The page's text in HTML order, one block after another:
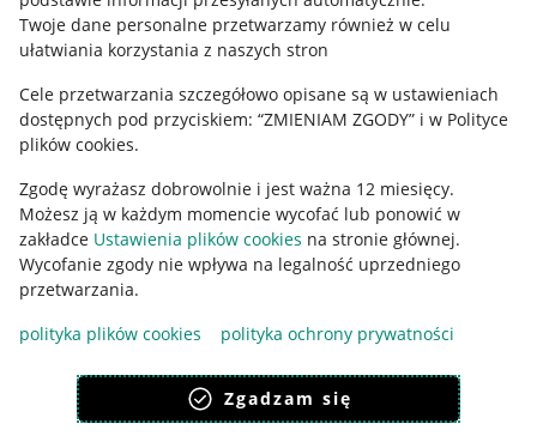
Twoje dane personalne przetwarzamy również w celu
ułatwiania korzystania z naszych stron
Cele przetwarzania szczegółowo opisane są w ustawieniach
dostępnych pod przyciskiem: “ZMIENIAM ZGODY” i w Polityce
plików cookies.
Zgodę wyrażasz dobrowolnie i jest ważna 12 miesięcy.
Możesz ją w każdym momencie wycofać lub ponowić w
zakładce Ustawienia plików cookies na stronie głównej.
Wycofanie zgody nie wpływa na legalność uprzedniego
przetwarzania.
polityka plików cookies
polityka ochrony prywatności
Zgadzam się
Polityka plików "cookies"
Ustawienia plików "cookies"
Udostępnianie lokalizacji
Informacje dla Aktu o Usługach Cyfrowych
Pobierz aplikację